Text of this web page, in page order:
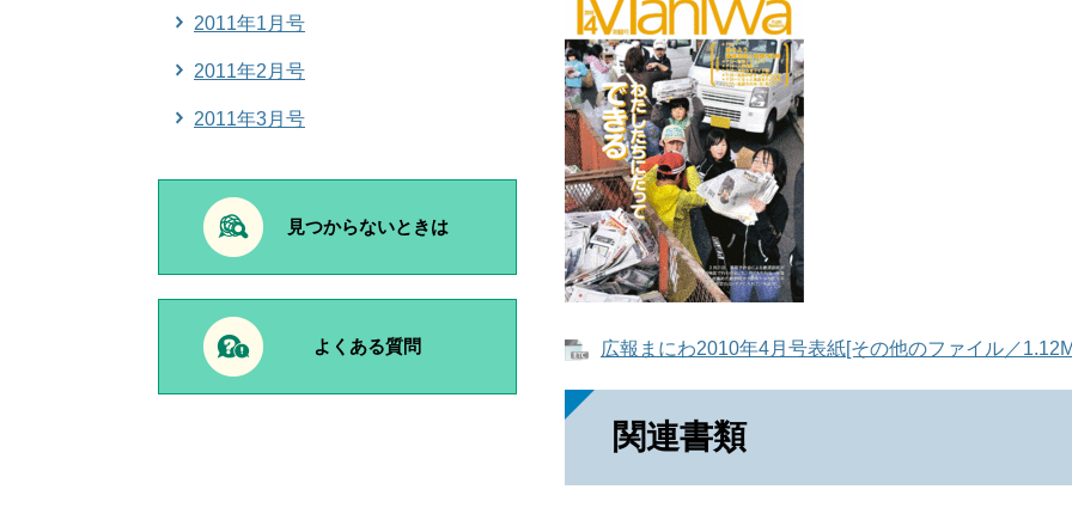
広報まにわ2010年4月号表紙[その他のファイル／
関連書類
2011年1月号
2011年2月号
2011年3月号
見つからないときは
よくある質問